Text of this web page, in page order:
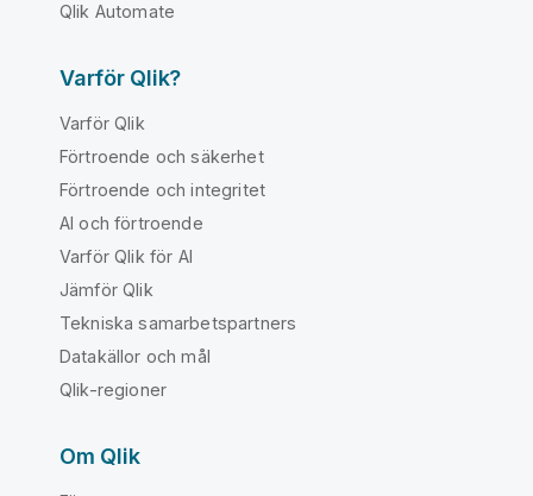
Qlik Automate
Varför Qlik?
Varför Qlik
Förtroende och säkerhet
Förtroende och integritet
AI och förtroende
Varför Qlik för AI
Jämför Qlik
Tekniska samarbetspartners
Datakällor och mål
Qlik-regioner
Om Qlik